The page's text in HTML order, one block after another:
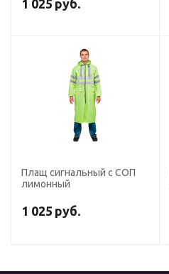
1 025 руб.
Плащ сигнальный с СОП
лимонный
1 025 руб.